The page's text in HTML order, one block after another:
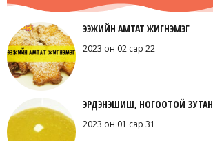
ЭЭЖИЙН АМТАТ ЖИГНЭМЭГ
2023 он 02 сар 22
ЭРДЭНЭШИШ, НОГООТОЙ ЗУТАН
2023 он 01 сар 31